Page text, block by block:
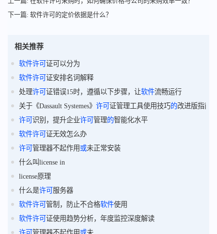
下一篇: 软件许可的定价依据是什么？
相关推荐
软件许可 证可以分为
软件许可 证安排名词解释
处理许可 证错误15时，遵循以下步骤，让软件流畅运行
关于《Dassault Systemes》 许可 证管理工具使用技巧的改进版指南
许可 识别，提升企业许可 管理的智能化水平
软件许可 证无效怎么办
许可 管理器不起作用或未正常安装
什么叫license in
license原理
什么是许可 服务器
软件许可 管制，防止不合格软件使用
软件许可 证使用趋势分析，年度监控深度解读
许可 管理器不起作用或未